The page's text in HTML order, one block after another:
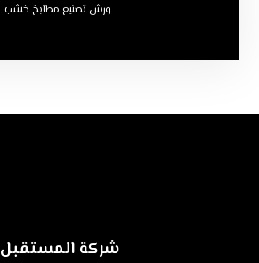
ورش تصنيع مطابخ خشب
شركة المستقبل